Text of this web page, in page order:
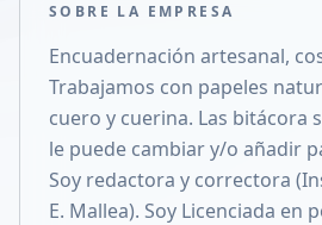
Compartir en X
SOBRE LA EMPRESA
Encuadernación artesanal,
Trabajamos con papeles
cuero y cuerina. Las bitácora
le puede cambiar y/o añadir
Soy redactora y correctora
E. Mallea). Soy Licenciada en